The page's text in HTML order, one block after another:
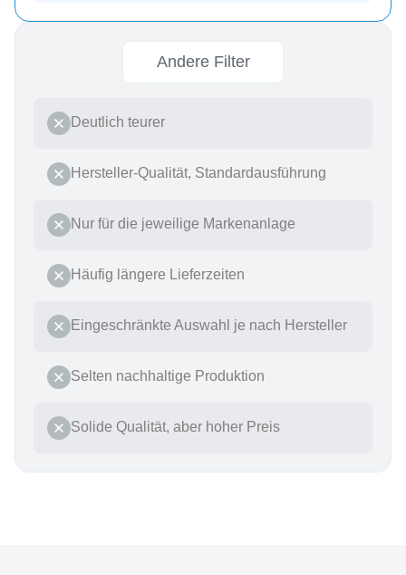
Andere Filter
Deutlich teurer
Hersteller-Qualität, Standardausführung
Nur für die jeweilige Markenanlage
Häufig längere Lieferzeiten
Eingeschränkte Auswahl je nach Hersteller
Selten nachhaltige Produktion
Solide Qualität, aber hoher Preis